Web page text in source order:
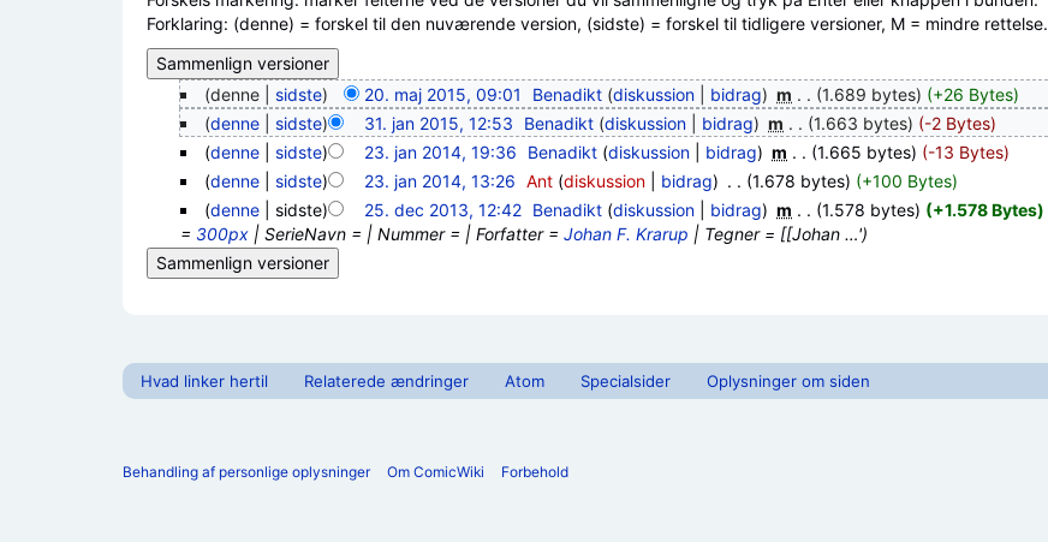
Forklaring: (denne) = forskel til den nuværende version, (sidste) = forskel til tidligere versioner, M = mindre rettelse.
(denne | sidste) 20. maj 2015, 09:01 Benadikt (diskussion bidrag) ‎m . . (1.689 bytes) (+26 Bytes)
(denne| sidste) 31. jan 2015, 12:53 Benadikt (diskussion bidrag) ‎m . . (1.663 bytes) (-2 Bytes)
(denne| sidste) 23. jan 2014, 19:36 Benadikt (diskussion bidrag) ‎m . . (1.665 bytes) (-13 Bytes)
(denne| sidste) 23. jan 2014, 13:26 Ant (diskussion bidrag) . . (1.678 bytes) (+100 Bytes)
(denne| sidste) 25. dec 2013, 12:42‎ Benadikt (diskussion bidrag) ‎m . . (1.578 bytes) (+1.578 Bytes)
= 300px| SerieNavn = | Nummer = | Forfatter = Johan F. Krarup | Tegner = [[Johan …')
Hvad linker hertil Relaterede ændringer Atom Specialsider Oplysninger om siden
Behandling af personlige oplysninger Om ComicWiki Forbehold